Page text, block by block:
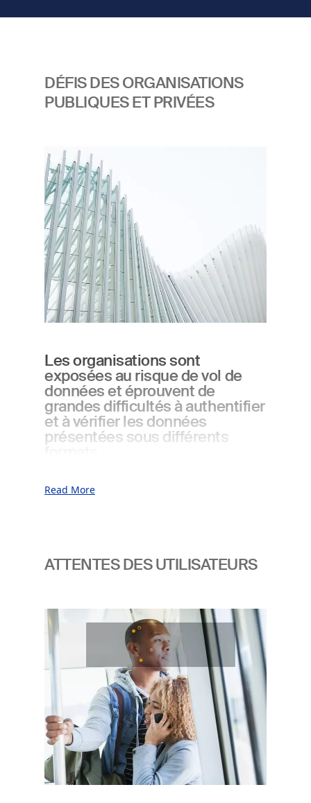
DÉFIS DES ORGANISATIONS
PUBLIQUES ET PRIVÉES
Les organisations sont
exposées au risque de vol de
données et éprouvent de
grandes difficultés à authentifier
et à vérifier les données
présentées sous différents
Défis des organisations
données
Interopérabilité
Viabilité opérationnelle
Image
Read More
ATTENTES DES UTILISATEURS
Image